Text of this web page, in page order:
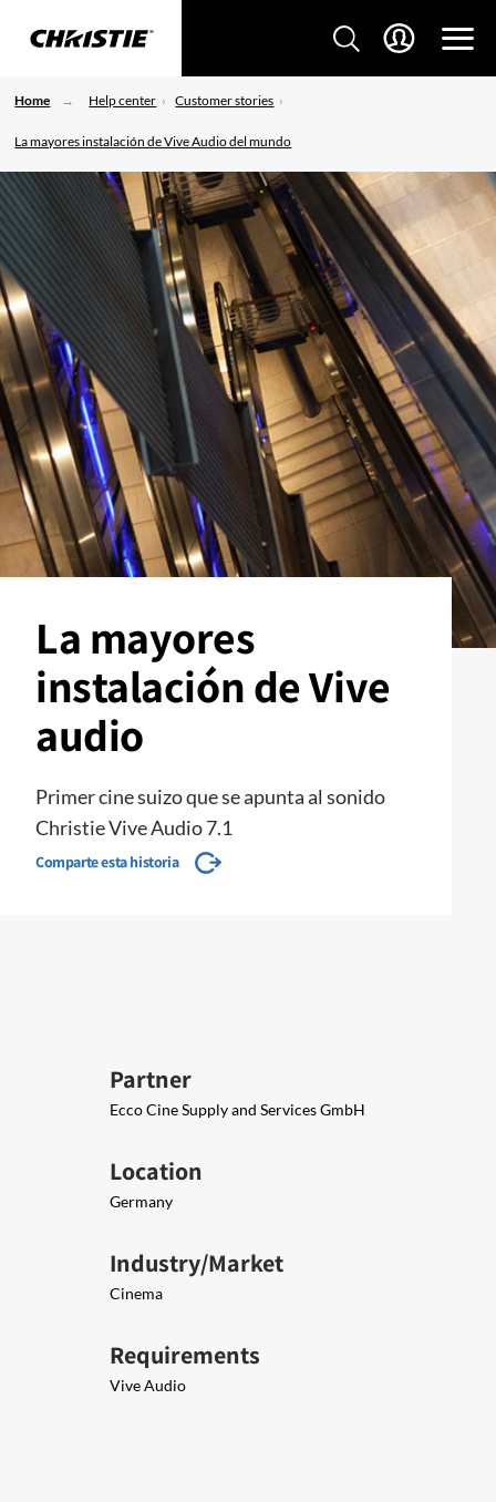
Home Help center Customer stories
La mayores instalación de Vive Audio del mundo
La mayores
instalación de Vive
audio
Primer cine suizo que se apunta al sonido
Christie Vive Audio 7.1
Comparte esta historia
Partner
Ecco Cine Supply and Services GmbH
Location
Germany
Industry/Market
Cinema
Requirements
Vive Audio